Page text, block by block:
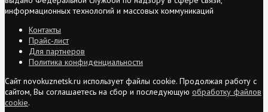
информационных технологий и массовых коммуникаций
Контакты
Прайс-лист
Для партнеров
Политика конфиденциальности
Сайт novokuznetsk.ru использует файлы cookie. Продолжая работу с
сайтом, Вы соглашаетесь на сбор и последующую обработку файлов
cookie.